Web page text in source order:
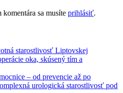
komentára sa musíte prihlásiť.
starostlivosť Liptovskej
oka, skúsený tím a
– od prevencie až po
urologická starostlivosť pod